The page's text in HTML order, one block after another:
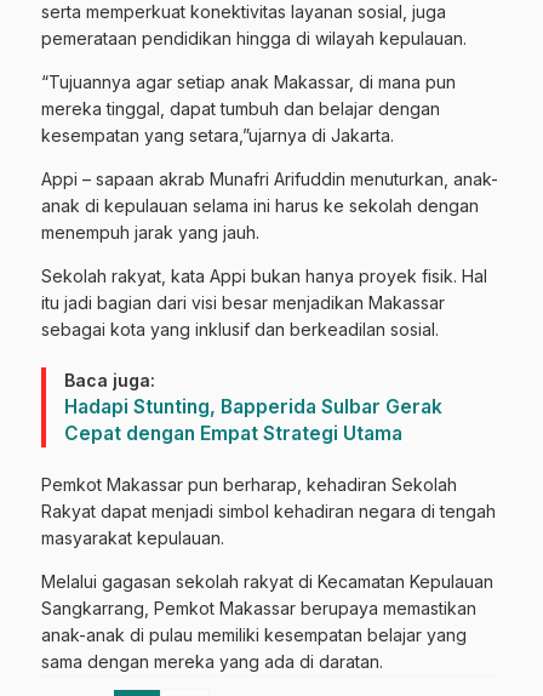
serta memperkuat konektivitas layanan sosial, juga
pemerataan pendidikan hingga di wilayah kepulauan.
“Tujuannya agar setiap anak Makassar, di mana pun
mereka tinggal, dapat tumbuh dan belajar dengan
kesempatan yang setara,”ujarnya di Jakarta.
Appi – sapaan akrab Munafri Arifuddin menuturkan, anak-
anak di kepulauan selama ini harus ke sekolah dengan
menempuh jarak yang jauh.
Sekolah rakyat, kata Appi bukan hanya proyek fisik. Hal
itu jadi bagian dari visi besar menjadikan Makassar
sebagai kota yang inklusif dan berkeadilan sosial.
Baca juga:
Hadapi Stunting, Bapperida Sulbar Gerak
Cepat dengan Empat Strategi Utama
Pemkot Makassar pun berharap, kehadiran Sekolah
Rakyat dapat menjadi simbol kehadiran negara di tengah
masyarakat kepulauan.
Melalui gagasan sekolah rakyat di Kecamatan Kepulauan
Sangkarrang, Pemkot Makassar berupaya memastikan
anak-anak di pulau memiliki kesempatan belajar yang
sama dengan mereka yang ada di daratan.